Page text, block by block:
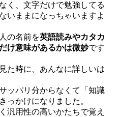
く、文字だけで勉強してる
いままになっちゃいますよ
の名前を英語読みやカタカ
け意味があるかは微妙です
た時に、あんなに詳しいは
ッパリ分からなくて「知識
っかけになりました。
汎用性の高いかたちで覚え